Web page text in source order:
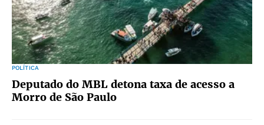
POLÍTICA
Deputado do MBL detona taxa de acesso a
Morro de São Paulo